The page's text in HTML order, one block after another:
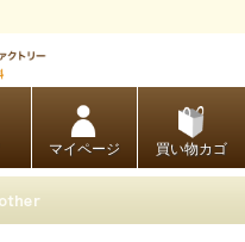
マイページ 買い物カゴ